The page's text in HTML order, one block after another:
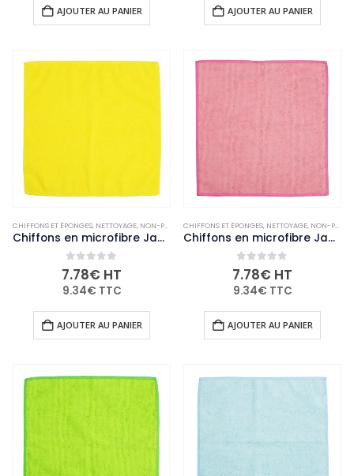
AJOUTER AU PANIER AJOUTER AU PANIER
CHIFFONS ET ÉPONGES, NETTOYAGE, NON-PALETTISABLE ,USAGE UNIQUE ET ENTRETIEN
Chiffons en microfibre Jantex jaunes (lot de 5)
0 out of 5
7.78€ HT
9.34€ TTC
AJOUTER AU PANIER
CHIFFONS ET ÉPONGES, NETTOYAGE, NON-PALETTISABLE
Chiffons en microfibre Jantex roses (lot de 5)
0 out of 5
7.78€ HT
9.34€ TTC
AJOUTER AU PANIER